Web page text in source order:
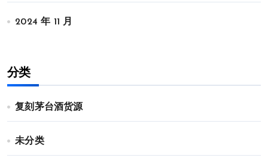
2024 年 11 月
分类
复刻茅台酒货源
未分类